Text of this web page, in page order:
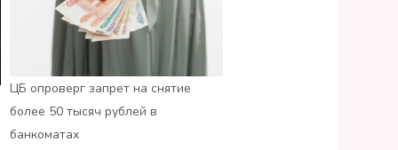
ЦБ опроверг запрет на снятие
более 50 тысяч рублей в
банкоматах